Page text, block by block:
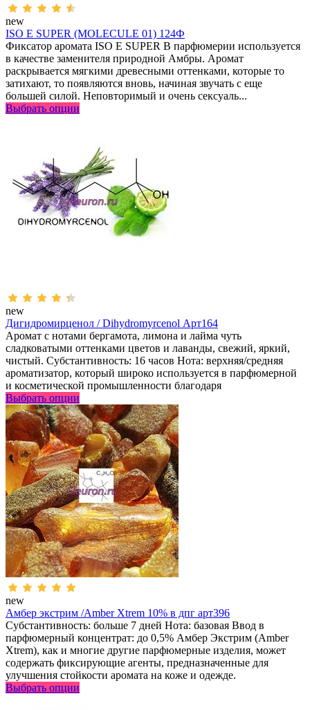
new
ISO E SUPER (MOLECULE 01) 124Ф
Фиксатор аромата ISO E SUPER В парфюмерии используется
в качестве заменителя природной Амбры. Аромат
раскрывается мягкими древесными оттенками, которые то
затихают, то появляются вновь, начиная звучать с еще
большей силой. Неповторимый и очень сексуаль...
Выбрать опции
new
Дигидромирценол / Dihydromyrcenol Арт164
Аромат с нотами бергамота, лимона и лайма чуть
сладковатыми оттенками цветов и лаванды, свежий, яркий,
чистый. Субстантивность: 16 часов Нота: верхняя/средняя
ароматизатор, который широко используется в парфюмерной
и косметической промышленности благодаря
Выбрать опции
new
Амбер экстрим /Amber Xtrem 10% в дпг арт396
Субстантивность: больше 7 дней Нота: базовая Ввод в
парфюмерный концентрат: до 0,5% Амбер Экстрим (Amber
Xtrem), как и многие другие парфюмерные изделия, может
содержать фиксирующие агенты, предназначенные для
улучшения стойкости аромата на коже и одежде.
Выбрать опции